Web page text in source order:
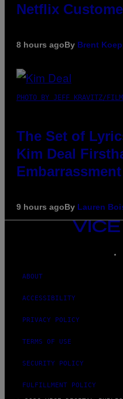
Netflix
8 hours agoBy Brent
PHOTO BY JEFF KRAVITZ/
The Set of
Kim Deal
9 hours agoBy Lauren
VICE
MEDIA
ABOUT
ACCESSIBILITY
PRIVACY POLICY
TERMS OF USE
SECURITY POLICY
FULFILLMENT POLICY